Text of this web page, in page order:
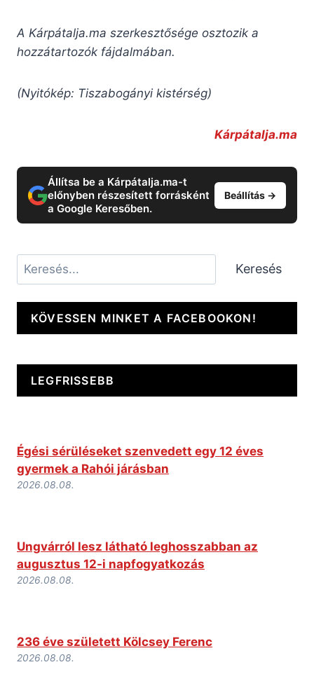
A Kárpátalja.ma szerkesztősége osztozik a
hozzátartozók fájdalmában.
(Nyitókép: Tiszabogányi kistérség)
Kárpátalja.ma
Állítsa be a Kárpátalja.ma-t
előnyben részesített forrásként
a Google Keresőben.
Beállítás →
Keresés Keresés
KÖVESSEN MINKET A FACEBOOKON!
LEGFRISSEBB
Égési sérüléseket szenvedett egy 12 éves
gyermek a Rahói járásban
2026.08.08.
Ungvárról lesz látható leghosszabban az
augusztus 12-i napfogyatkozás
2026.08.08.
236 éve született Kölcsey Ferenc
2026.08.08.